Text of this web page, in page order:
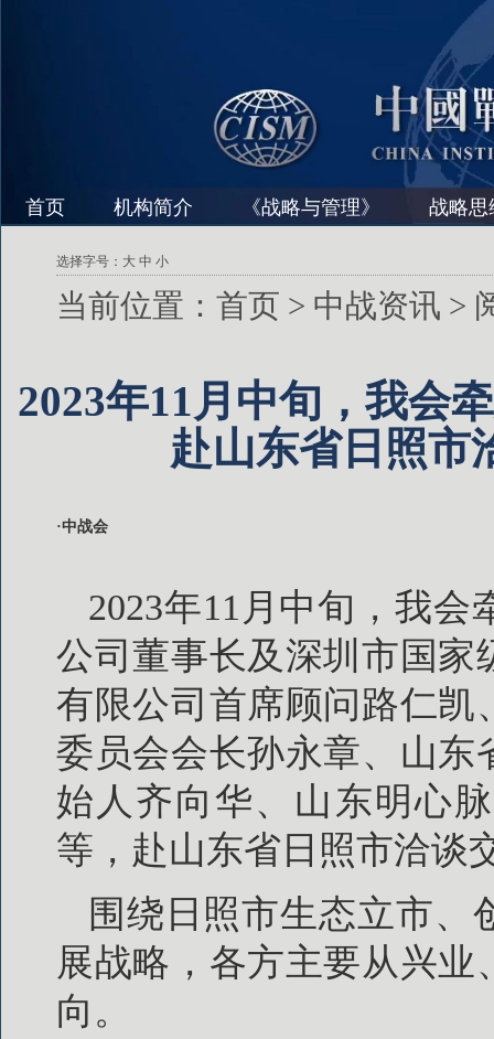
首页 机构简介 《战略与管理》 战略思
选择字号： 大 中 小
当前位置： 首页 > 中战资讯 >
2023年11月中旬，我会
赴山东省日照市
·中战会
2023年11月中旬，我
公司董事长及深圳市国家
有限公司首席顾问路仁凯
委员会会长孙永章、山东
始人齐向华、山东明心
等，赴山东省日照市洽谈
围绕日照市生态立市、
展战略，各方主要从兴
向。